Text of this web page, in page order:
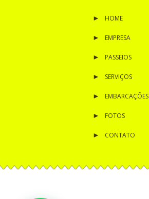
HOME
EMPRESA
PASSEIOS
SERVIÇOS
EMBARCAÇÕES
FOTOS
CONTATO